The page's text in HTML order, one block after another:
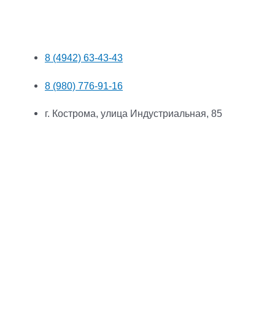
8 (4942) 63-43-43
8 (980) 776-91-16
г. Кострома, улица Индустриальная, 85